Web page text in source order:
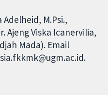
M.Psi.,
Ajeng Viska Icanervilia,
Mada). Email